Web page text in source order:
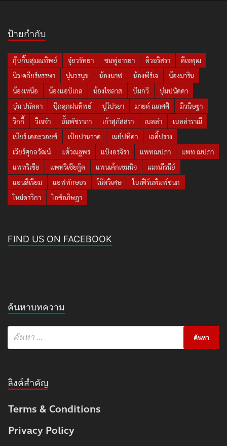
ป้ายกำกับ
กุ๊บกิ๊บสุมณทิพย์ จุ๋ยวรัทยา ชมพู่อารยา ดิวอริสรา
ดีเจพุฒ
นิวเคลียร์หรรษา
นุ่นวรนุช น้องนาฟ น้องพีร์เจ
น้องมาริน
น้องเหนือ
น้องแอบิเกล น้องไซลาส บีมกวี
บุ๋มปนัดดา
บุ๋ม ปนัดดา
ปุ๊กลุกฝนทิพย์ ปูไปรยา มายด์ ณภศศิ
มิวนิษฐา
วิกกี้
วีเจจ๋า อั้มพัชราภา เก้าสุภัสสรา เบลล่า
เบลล่าราณี
เบียร์ เดอะวอยซ์
เป้ยปานวาด เมย์ปทิดา
เลดี้ปราง
เวียร์ศุกลวัฒน์
แต้วณฐพร แป้งอรจิรา แพทณปภา
แพท ณปภา
แพทริเซีย
แพทริเซียกู๊ด แพนเค้กเขมนิจ
แมทภีรนีย์
แอนสิเรียม
แอฟทักษอร โน๊ตวิเศษ
ใบเฟิร์นพิมพ์ชนก
ใหม่ดาวิกา
ไอซ์อภิษฎา
FIND US ON FACEBOOK
ค้นหาบทความ
ลิงค์สำคัญ
Terms & Conditions
Privacy Policy